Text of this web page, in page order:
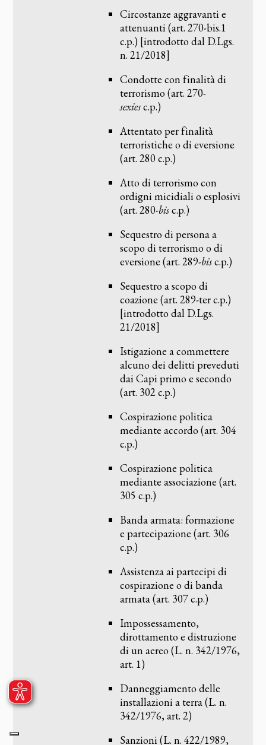
Circostanze aggravanti e
attenuanti (art. 270-bis.1
c.p.) [introdotto dal D.Lgs.
n. 21/2018]
Condotte con finalità di
terrorismo (art. 270-
sexiesc.p.)
Attentato per finalità
terroristiche o di eversione
(art. 280 c.p.)
Atto di terrorismo con
ordigni micidiali o esplosivi
(art. 280-bisc.p.)
Sequestro di persona a
scopo di terrorismo o di
eversione (art. 289-bisc.p.)
Sequestro a scopo di
coazione (art. 289-ter c.p.)
[introdotto dal D.Lgs.
21/2018]
Istigazione a commettere
alcuno dei delitti preveduti
dai Capi primo e secondo
(art. 302 c.p.)
Cospirazione politica
mediante accordo (art. 304
c.p.)
Cospirazione politica
mediante associazione (art.
305 c.p.)
Banda armata: formazione
e partecipazione (art. 306
c.p.)
Assistenza ai partecipi di
cospirazione o di banda
armata (art. 307 c.p.)
Impossessamento,
dirottamento e distruzione
di un aereo (L. n. 342/1976,
art. 1)
Danneggiamento delle
installazioni a terra (L. n.
342/1976, art. 2)
Sanzioni (L. n. 422/1989,